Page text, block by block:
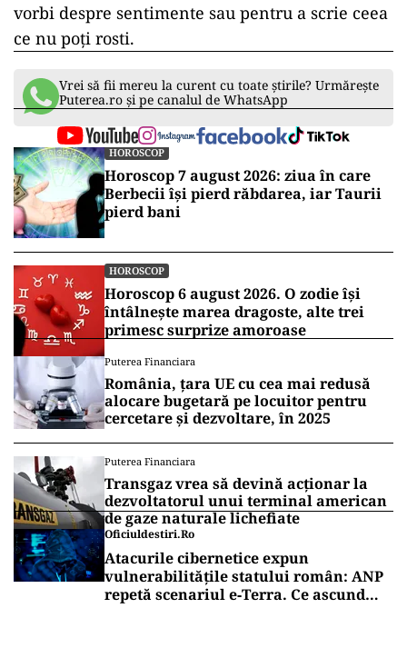
vorbi despre sentimente sau pentru a scrie ceea
ce nu poți rosti.
Vrei să fii mereu la curent cu toate știrile? Urmărește
Puterea.ro și pe canalul de WhatsApp
HOROSCOP
Horoscop 7 august 2026: ziua în care
Berbecii își pierd răbdarea, iar Taurii
pierd bani
HOROSCOP
Horoscop 6 august 2026. O zodie își
întâlnește marea dragoste, alte trei
primesc surprize amoroase
Puterea Financiara
România, țara UE cu cea mai redusă
alocare bugetară pe locuitor pentru
cercetare și dezvoltare, în 2025
Puterea Financiara
Transgaz vrea să devină acționar la
dezvoltatorul unui terminal american
de gaze naturale lichefiate
Oficiuldestiri.ro
Atacurile cibernetice expun
vulnerabilitățile statului român: ANP
repetă scenariul e‑Terra. Ce ascund